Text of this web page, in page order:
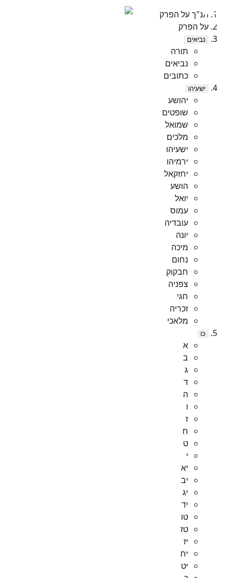
תנ"ך על הפרק
על הפרק
נביאים
תורה
נביאים
כתובים
ישעיהו
יהושע
שופטים
שמואל
מלכים
ישעיהו
ירמיהו
יחזקאל
הושע
יואל
עמוס
עובדיה
יונה
מיכה
נחום
חבקוק
צפניה
חגי
זכריה
מלאכי
כו
א
ב
ג
ד
ה
ו
ז
ח
ט
י
יא
יב
יג
יד
טו
טז
יז
יח
יט